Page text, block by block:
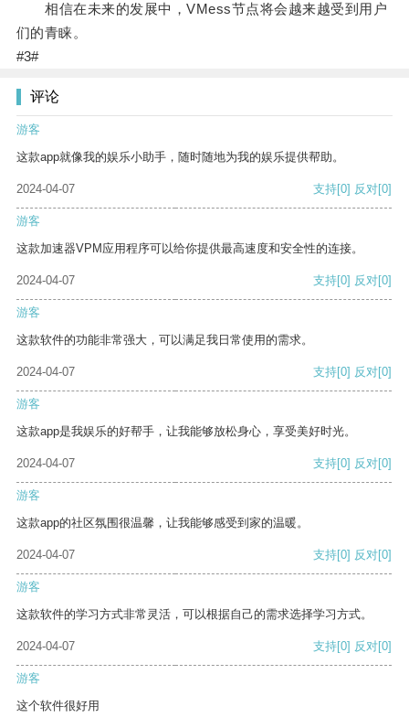
相信在未来的发展中，VMess节点将会越来越受到用户
们的青睐。
#3#
评论
游客
这款app就像我的娱乐小助手，随时随地为我的娱乐提供帮助。
2024-04-07 支持[0] 反对[0]
游客
这款加速器VPM应用程序可以给你提供最高速度和安全性的连接。
2024-04-07 支持[0] 反对[0]
游客
这款软件的功能非常强大，可以满足我日常使用的需求。
2024-04-07 支持[0] 反对[0]
游客
这款app是我娱乐的好帮手，让我能够放松身心，享受美好时光。
2024-04-07 支持[0] 反对[0]
游客
这款app的社区氛围很温馨，让我能够感受到家的温暖。
2024-04-07 支持[0] 反对[0]
游客
这款软件的学习方式非常灵活，可以根据自己的需求选择学习方式。
2024-04-07 支持[0] 反对[0]
游客
这个软件很好用